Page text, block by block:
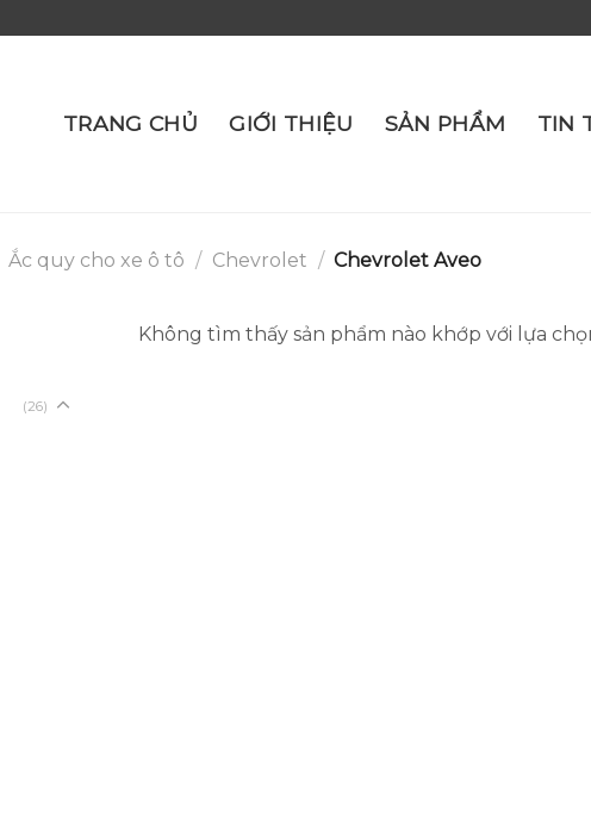
TRANG CHỦ GIỚI THIỆU SẢN PHẨM TIN
Ắc quy cho xe ô tô / Chevrolet / Chevrolet Aveo
(26)
Không tìm thấy sản phẩm nào khớp với lựa